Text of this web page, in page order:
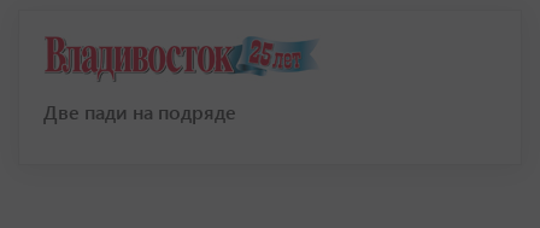
Две пади на подряде